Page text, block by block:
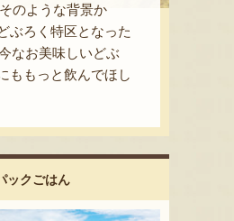
のような背景か
ぶろく特区となった
なお美味しいどぶ
ももっと飲んでほし
ックごはん